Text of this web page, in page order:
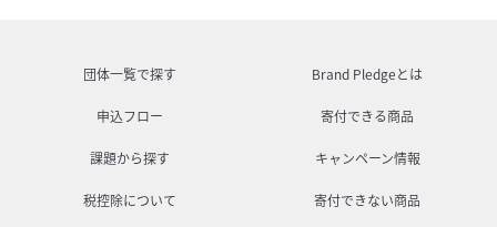
団体一覧で探す Brand Pledgeとは
申込フロー 寄付できる商品
課題から探す キャンペーン情報
税控除について 寄付できない商品